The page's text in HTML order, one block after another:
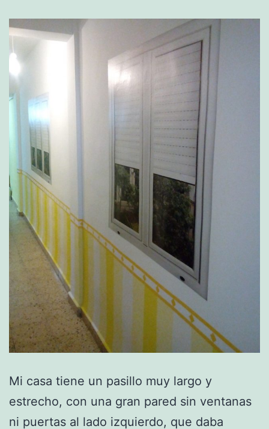
Mi casa tiene un pasillo muy largo y
estrecho, con una gran pared sin ventanas
ni puertas al lado izquierdo, que daba